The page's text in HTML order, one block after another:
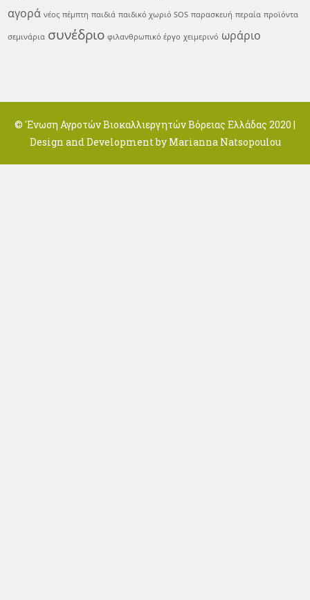
αγορά νέος πέμπτη παιδιά παιδικό χωριό SOS παρασκευή περαία προϊόντα
σεμινάρια συνέδριο φιλανθρωπικό έργο χειμερινό ωράριο
© 'Ενωση Αγροτών Βιοκαλλιεργητών Βόρειας Ελλάδας 2020 |
Design and Development by Marianna Natsopoulou